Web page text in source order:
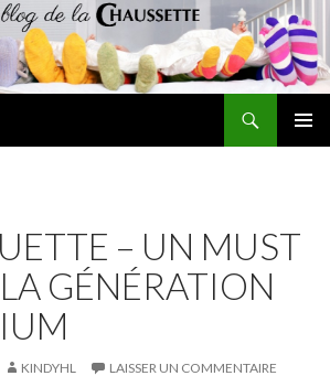
– UN MUST
GÉNÉRATION
KINDYHL LAISSER UN COMMENTAIRE